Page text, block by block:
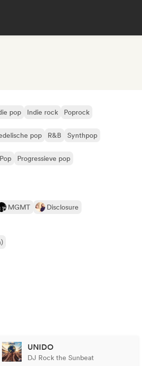
pop Indie rock Poprock
pop R&B Synthpop
Progressieve pop
MGMT Disclosure
UNIDO
DJ Rock the Sunbeat